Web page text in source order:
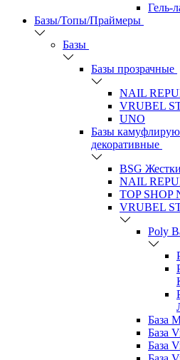
Гель-
Базы/Топы/Праймеры
Базы
Базы прозрачные
NAIL
VRUBEL
UNO
Базы
декоративные
BSG
NAIL
TOP SHOP
VRUBEL
Poly
База
База
База